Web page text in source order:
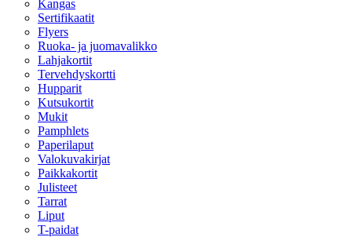
Kangas
Sertifikaatit
Flyers
Ruoka- ja juomavalikko
Lahjakortit
Tervehdyskortti
Hupparit
Kutsukortit
Mukit
Pamphlets
Paperilaput
Valokuvakirjat
Paikkakortit
Julisteet
Tarrat
Liput
T-paidat